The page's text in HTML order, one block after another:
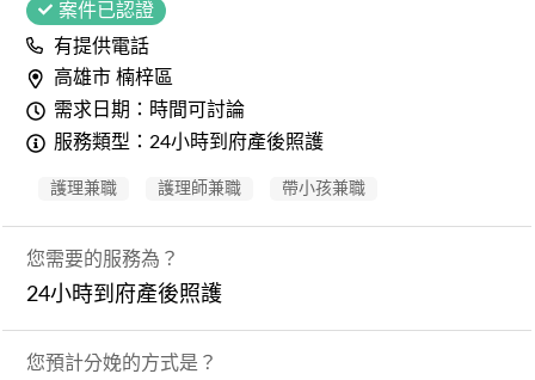
案件已認證
有提供電話
高雄市 楠梓區
需求日期：時間可討論
服務類型：24小時到府產後照護
護理兼職 護理師兼職 帶小孩兼職
您需要的服務為？
24小時到府產後照護
您預計分娩的方式是？